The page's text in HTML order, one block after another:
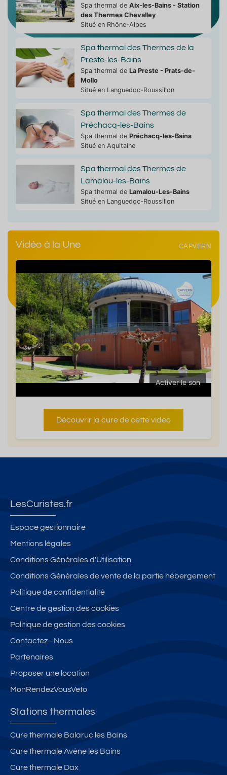
Spa thermal de Aix-les-Bains - Station
des Thermes Chevalley
Situé en Rhône-Alpes
Spa thermal des Thermes de la
Preste-les-Bains
Spa thermal de La Preste - Prats-de-
Mollo
Situé en Languedoc-Roussillon
Spa thermal des Thermes de
Préchacq-les-Bains
Spa thermal de Préchacq-les-Bains
Situé en Aquitaine
Spa thermal des Thermes de
Lamalou-les-Bains
Spa thermal de Lamalou-Les-Bains
Situé en Languedoc-Roussillon
Vidéo à la Une CAPVERN
Activer le son
Découvrir la cure de cette video
LesCuristes.fr
Espace gestionnaire
Mentions légales
Conditions Générales d'Utilisation
Conditions Générales de vente de la partie hébergement
Politique de confidentialité
Centre de gestion des cookies
Politique de gestion des cookies
Contactez - Nous
Partenaires
Proposer une location
MonRendezVousVeto
Stations thermales
Cure thermale Balaruc les Bains
Cure thermale Avène les Bains
Cure thermale Dax